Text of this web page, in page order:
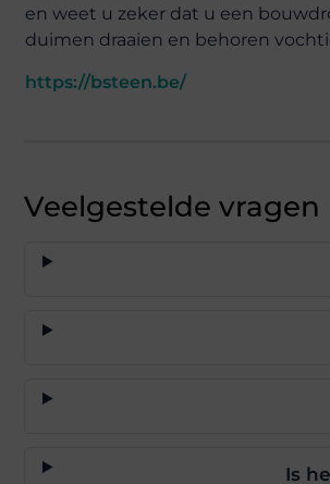
en weet u zeker dat u een
duimen draaien en behoren
https://bsteen.be/
Veelgestelde vragen
Is